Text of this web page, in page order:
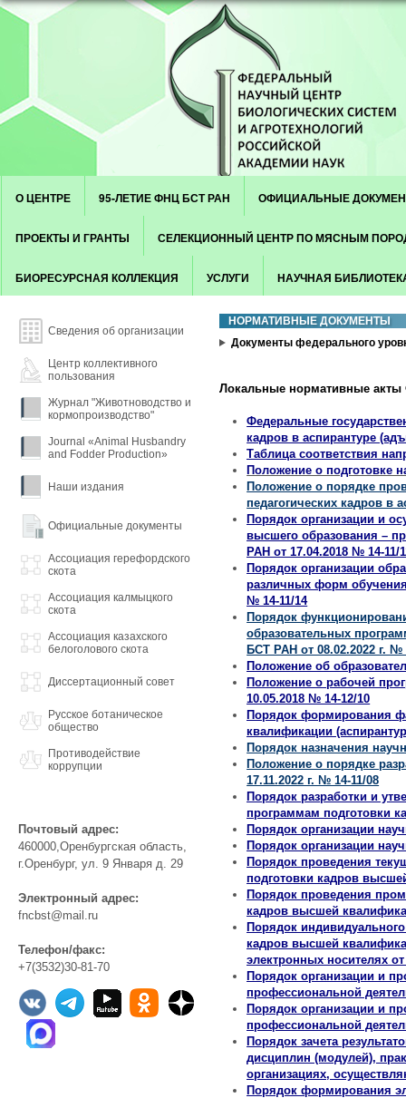
Menu
Skip to content
О ЦЕНТРЕ 95-ЛЕТИЕ ФНЦ БСТ РАН ОФИЦИАЛЬНЫЕ
ПРОЕКТЫ И ГРАНТЫ СЕЛЕКЦИОННЫЙ ЦЕНТР ПО МЯСНЫМ
БИОРЕСУРСНАЯ КОЛЛЕКЦИЯ УСЛУГИ НАУЧНАЯ
Сведения об организации
Центр коллективного
пользования
Журнал "Животноводство и
кормопроизводство"
Journal «Animal Husbandry
and Fodder Production»
Наши издания
Официальные документы
Ассоциация герефордского
скота
Ассоциация калмыцкого
скота
Ассоциация казахского
белоголового скота
Диссертационный совет
Русское ботаническое
общество
Противодействие
коррупции
Почтовый адрес:
460000,Оренбургская область,
г.Оренбург, ул. 9 Января д. 29
Электронный адрес:
fncbst@mail.ru
Телефон/факс:
+7(3532)30-81-70
НОРМАТИВНЫЕ ДОКУМЕНТЫ
Документы федерального
Локальные нормативные
Федеральные
кадров в аспирантуре
Таблица соответствия
Положение о подготовке
Положение о порядке
педагогических кадров
Порядок организации и
высшего образования –
РАН от 17.04.2018 № 14-11/
Порядок организации
различных форм
№ 14-11/14
Порядок
образовательных
БСТ РАН от 08.02.2022 г. №
Положение об
Положение о рабочей
10.05.2018 № 14-12/10
Порядок формирования
квалификации
Порядок назначения
Положение o порядке
17.11.2022 г. № 14-11/08
Порядок разработки и
программам подготовки
Порядок организации
Порядок организации
Порядок проведения
подготовки кадров
Порядок проведения
кадров высшей
Порядок
кадров высшей
электронных носителях
Порядок организации и
профессиональной
Порядок организации и
профессиональной
Порядок зачета
дисциплин (модулей),
организациях,
Порядок формирования